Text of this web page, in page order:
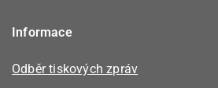
Informace
Odběr tiskových zpráv